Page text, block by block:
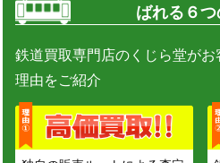
ばれる６
鉄道買取専門店のくじら堂が
理由をご紹介